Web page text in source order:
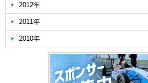
2012年
2011年
2010年